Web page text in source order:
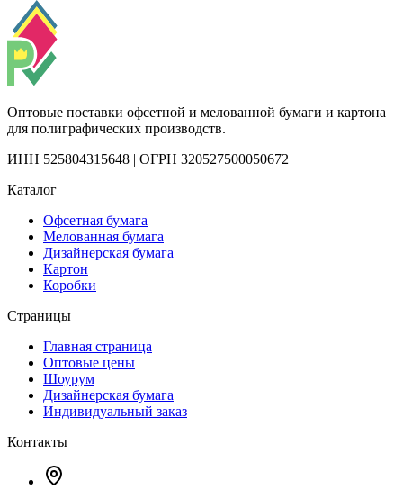
Оптовые поставки офсетной и мелованной бумаги и картона
для полиграфических производств.
ИНН 525804315648 | ОГРН 320527500050672
Каталог
Офсетная бумага
Мелованная бумага
Дизайнерская бумага
Картон
Коробки
Страницы
Главная страница
Оптовые цены
Шоурум
Дизайнерская бумага
Индивидуальный заказ
Контакты